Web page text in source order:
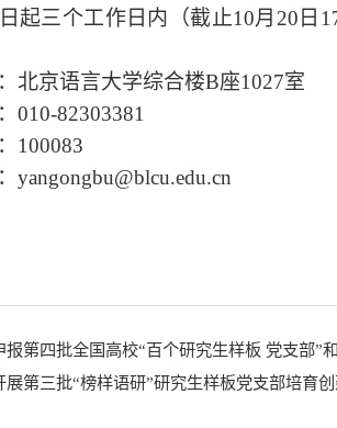
起三个工作日内（截止10月20日
北京语言大学综合楼B座1027室
010-82303381
100083
yangongbu@blcu.edu.cn
报第四批全国高校“百个研究生样板 党支部”
展第三批“榜样语研”研究生样板党支部培育